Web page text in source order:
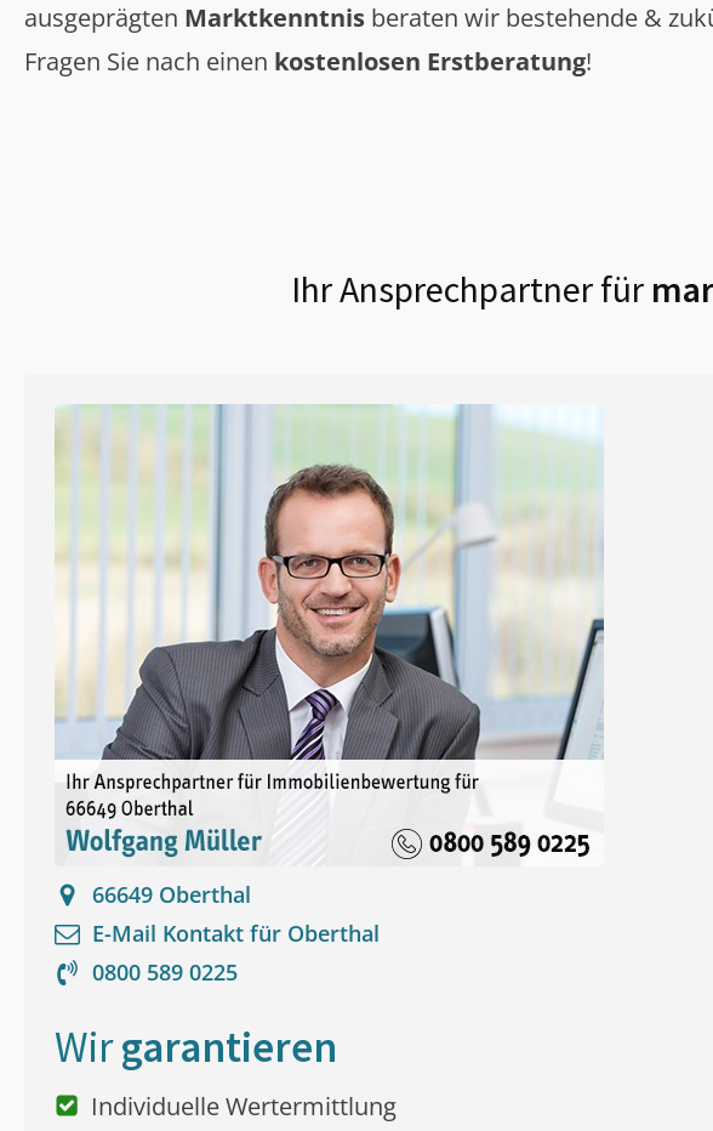
ausgeprägten Marktkenntnis beraten wir bestehende &
Fragen Sie nach einen kostenlosen Erstberatung!
Ihr Ansprechpartner für
66649 Oberthal
E-Mail Kontakt für Oberthal
0800 589 0225
Wirgarantieren
Individuelle Wertermittlung